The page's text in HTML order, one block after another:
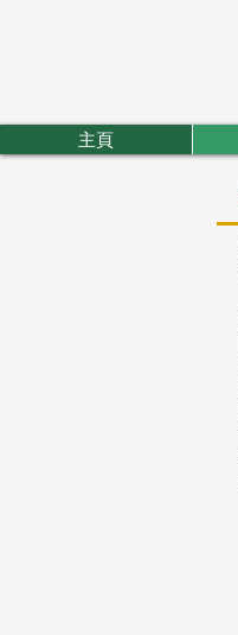
主頁